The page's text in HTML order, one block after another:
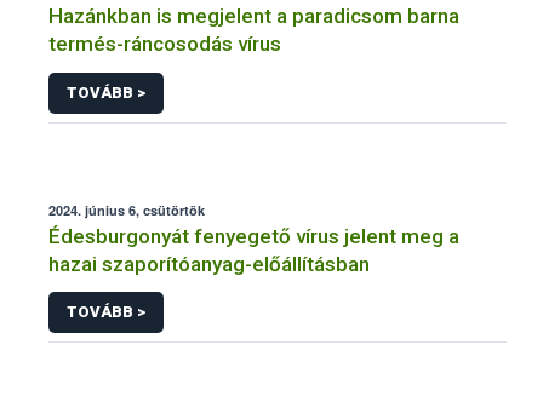
Hazánkban is megjelent a paradicsom barna
termés-ráncosodás vírus
TOVÁBB >
2024. június 6, csütörtök
Édesburgonyát fenyegető vírus jelent meg a
hazai szaporítóanyag-előállításban
TOVÁBB >